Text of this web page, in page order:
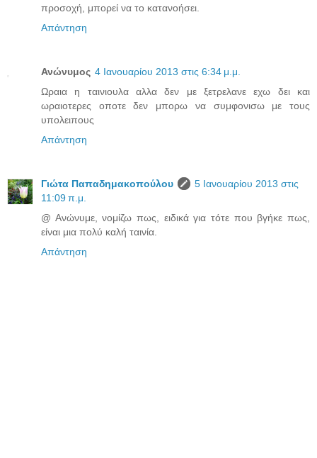
προσοχή, μπορεί να το κατανοήσει.
Απάντηση
Ανώνυμος 4 Ιανουαρίου 2013 στις 6:34 μ.μ.
Ωραια η ταινιουλα αλλα δεν με ξετρελανε εχω δει και
ωραιοτερες οποτε δεν μπορω να συμφονισω με τους
υπολειπους
Απάντηση
Γιώτα Παπαδημακοπούλου
5 Ιανουαρίου 2013 στις
11:09 π.μ.
@ Ανώνυμε, νομίζω πως, ειδικά για τότε που βγήκε πως,
είναι μια πολύ καλή ταινία.
Απάντηση